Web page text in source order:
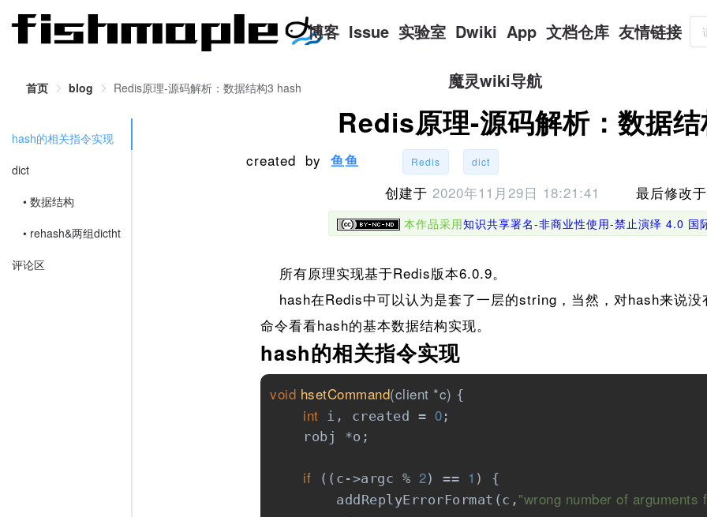
博客 Issue 实验室 Dwiki App 文档仓库 友情链接
魔灵wiki导航
首页 blog Redis原理-源码解析：数据结构3 hash
hash的相关指令实现
dict
• 数据结构
• rehash&两组dictht
评论区
Redis原理-源码解析：数据
created by 鱼鱼 Redis dict
创建于 2020年11月29日 18:21:41 最后修改
本作品采用知识共享署名-非商业性使用-禁止演绎 4.0 国
所有原理实现基于Redis版本6.0.9。
hash在Redis中可以认为是套了一层的string，当然，对hash来说没
命令看看hash的基本数据结构实现。
hash的相关指令实现
void hsetCommand(client *c) {
int i, created = 0 ;
robj *o;
if ((c->argc % 2) == 1 ) {
addReplyErrorFormat(c, "wrong number of arguments